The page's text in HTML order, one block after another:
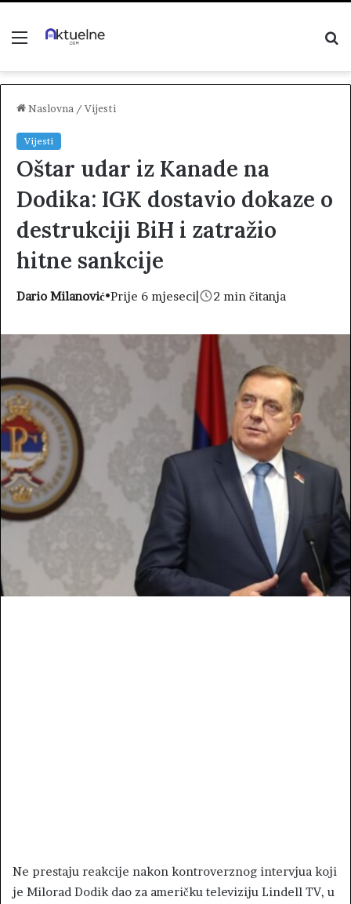
Menu
Naslovna / Vijesti
Vijesti
Oštar udar iz Kanade na
Dodika: IGK dostavio dokaze o
destrukciji BiH i zatražio
hitne sankcije
Dario Milanović•Prije 6 mjeseci| 2 min čitanja
Ne prestaju reakcije nakon kontroverznog intervjua koji
je Milorad Dodik dao za američku televiziju Lindell TV, u